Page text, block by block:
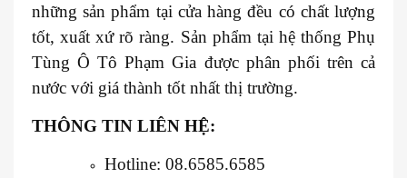
những sản phẩm tại cửa hàng đều có chất lượng
tốt, xuất xứ rõ ràng. Sản phẩm tại hệ thống Phụ
Tùng Ô Tô Phạm Gia được phân phối trên cả
nước với giá thành tốt nhất thị trường.
THÔNG TIN LIÊN HỆ:
Hotline: 08.6585.6585